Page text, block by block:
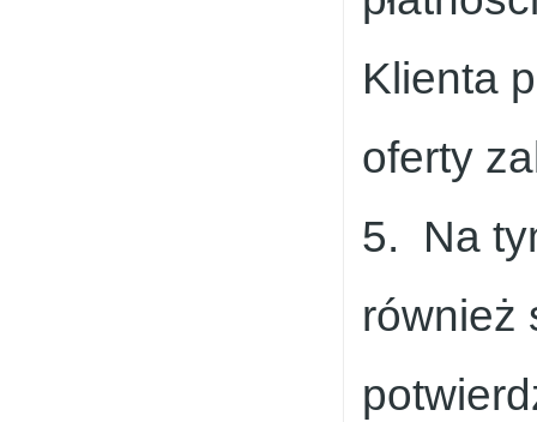
Klienta
oferty
5. Na
również